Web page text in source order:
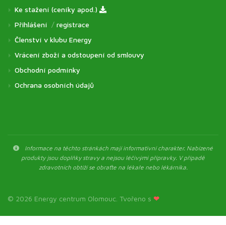
Ke stažení (ceníky apod.)
Přihlášení / registrace
Členství v klubu Energy
Vrácení zboží a odstoupení od smlouvy
Obchodní podmínky
Ochrana osobních údajů
Informace na těchto stránkách mají informativní charakter. Nabízené
produkty jsou doplňky stravy a nejsou léčivými přípravky. V případě
zdravotních obtíží se obraťte na lékaře nebo lékárníka.
© 2026 Energy centrum Olomouc. Tvořeno s ❤